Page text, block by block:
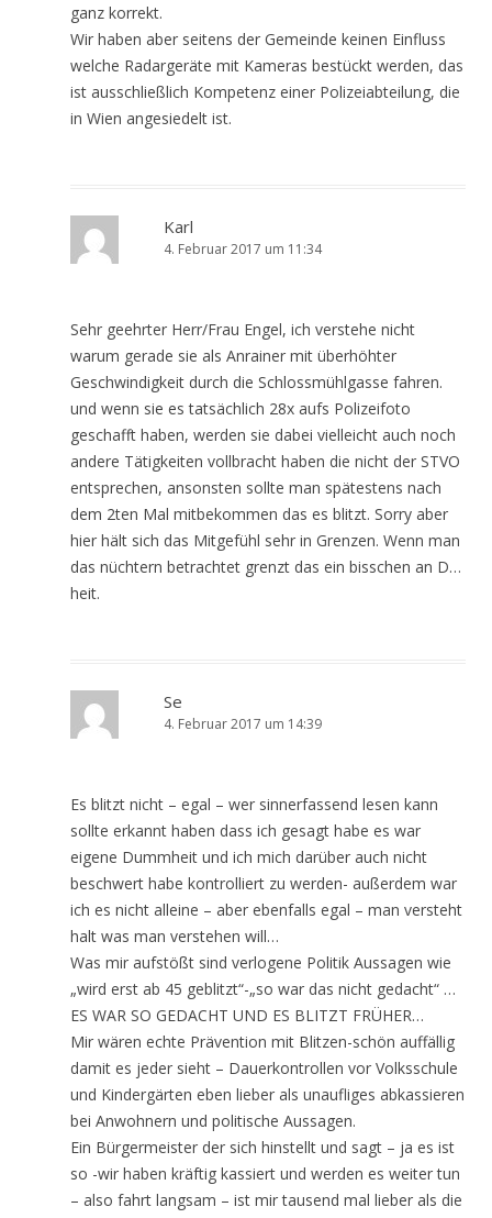
ganz korrekt.
Wir haben aber seitens der Gemeinde keinen Einfluss
welche Radargeräte mit Kameras bestückt werden, das
ist ausschließlich Kompetenz einer Polizeiabteilung, die
in Wien angesiedelt ist.
Karl
4. Februar 2017 um 11:34
Sehr geehrter Herr/Frau Engel, ich verstehe nicht
warum gerade sie als Anrainer mit überhöhter
Geschwindigkeit durch die Schlossmühlgasse fahren.
und wenn sie es tatsächlich 28x aufs Polizeifoto
geschafft haben, werden sie dabei vielleicht auch noch
andere Tätigkeiten vollbracht haben die nicht der STVO
entsprechen, ansonsten sollte man spätestens nach
dem 2ten Mal mitbekommen das es blitzt. Sorry aber
hier hält sich das Mitgefühl sehr in Grenzen. Wenn man
das nüchtern betrachtet grenzt das ein bisschen an D…
heit.
Se
4. Februar 2017 um 14:39
Es blitzt nicht – egal – wer sinnerfassend lesen kann
sollte erkannt haben dass ich gesagt habe es war
eigene Dummheit und ich mich darüber auch nicht
beschwert habe kontrolliert zu werden- außerdem war
ich es nicht alleine – aber ebenfalls egal – man versteht
halt was man verstehen will…
Was mir aufstößt sind verlogene Politik Aussagen wie
„wird erst ab 45 geblitzt“-„so war das nicht gedacht“ …
ES WAR SO GEDACHT UND ES BLITZT FRÜHER…
Mir wären echte Prävention mit Blitzen-schön auffällig
damit es jeder sieht – Dauerkontrollen vor Volksschule
und Kindergärten eben lieber als unaufliges abkassieren
bei Anwohnern und politische Aussagen.
Ein Bürgermeister der sich hinstellt und sagt – ja es ist
so -wir haben kräftig kassiert und werden es weiter tun
– also fahrt langsam – ist mir tausend mal lieber als die